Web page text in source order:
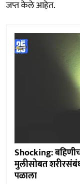
जप्त केले आहेत.
Shocking:
मुलीसोबत
पळाला